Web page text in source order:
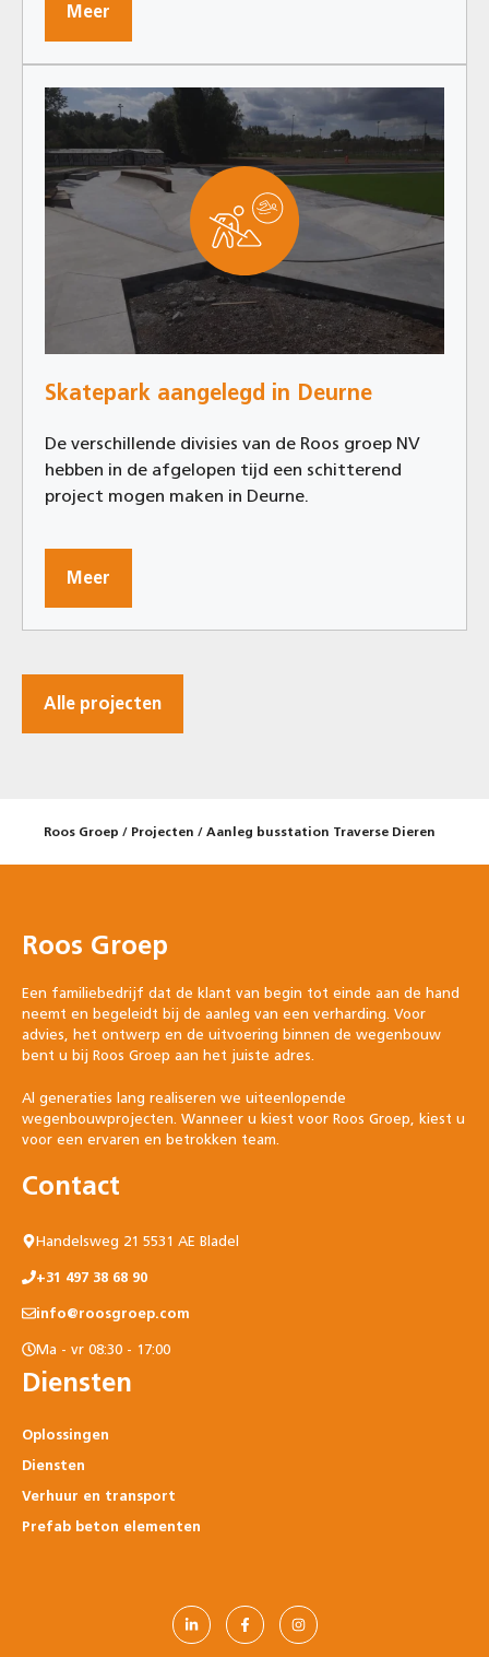
Meer
Skatepark aangelegd in Deurne
De verschillende divisies van de Roos groep NV
hebben in de afgelopen tijd een schitterend
project mogen maken in Deurne.
Meer
Alle projecten
Roos Groep / Projecten / Aanleg busstation Traverse Dieren
Roos Groep
Een familiebedrijf dat de klant van begin tot einde aan de hand
neemt en begeleidt bij de aanleg van een verharding. Voor
advies, het ontwerp en de uitvoering binnen de wegenbouw
bent u bij Roos Groep aan het juiste adres.
Al generaties lang realiseren we uiteenlopende
wegenbouwprojecten. Wanneer u kiest voor Roos Groep, kiest u
voor een ervaren en betrokken team.
Contact
Handelsweg 21 5531 AE Bladel
+31 497 38 68 90
info@roosgroep.com
Ma - vr 08:30 - 17:00
Diensten
Oplossingen
Diensten
Verhuur en transport
Prefab beton elementen